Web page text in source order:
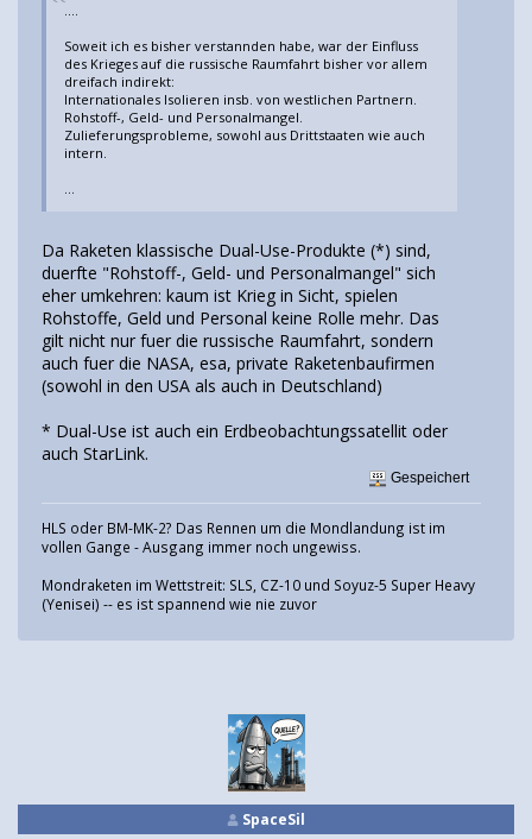
....
Soweit ich es bisher verstannden habe, war der Einfluss
des Krieges auf die russische Raumfahrt bisher vor allem
dreifach indirekt:
Internationales Isolieren insb. von westlichen Partnern.
Rohstoff-, Geld- und Personalmangel.
Zulieferungsprobleme, sowohl aus Drittstaaten wie auch
intern.
...
Da Raketen klassische Dual-Use-Produkte (*) sind,
duerfte "Rohstoff-, Geld- und Personalmangel" sich
eher umkehren: kaum ist Krieg in Sicht, spielen
Rohstoffe, Geld und Personal keine Rolle mehr. Das
gilt nicht nur fuer die russische Raumfahrt, sondern
auch fuer die NASA, esa, private Raketenbaufirmen
(sowohl in den USA als auch in Deutschland)
* Dual-Use ist auch ein Erdbeobachtungssatellit oder
auch StarLink.
Gespeichert
HLS oder BM-MK-2? Das Rennen um die Mondlandung ist im
vollen Gange - Ausgang immer noch ungewiss.
Mondraketen im Wettstreit: SLS, CZ-10 und Soyuz-5 Super Heavy
(Yenisei) -- es ist spannend wie nie zuvor
SpaceSil